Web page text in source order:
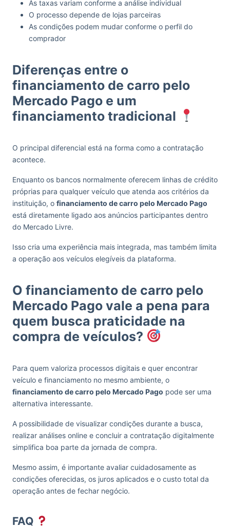
As taxas variam conforme a análise individual
O processo depende de lojas parceiras
As condições podem mudar conforme o perfil do
comprador
Diferenças entre o
financiamento de carro pelo
Mercado Pago e um
financiamento tradicional
O principal diferencial está na forma como a contratação
acontece.
Enquanto os bancos normalmente oferecem linhas de crédito
próprias para qualquer veículo que atenda aos critérios da
instituição, o financiamento de carro pelo Mercado Pago
está diretamente ligado aos anúncios participantes dentro
do Mercado Livre.
Isso cria uma experiência mais integrada, mas também limita
a operação aos veículos elegíveis da plataforma.
O financiamento de carro pelo
Mercado Pago vale a pena para
quem busca praticidade na
compra de veículos?
Para quem valoriza processos digitais e quer encontrar
veículo e financiamento no mesmo ambiente, o
financiamento de carro pelo Mercado Pago pode ser uma
alternativa interessante.
A possibilidade de visualizar condições durante a busca,
realizar análises online e concluir a contratação digitalmente
simplifica boa parte da jornada de compra.
Mesmo assim, é importante avaliar cuidadosamente as
condições oferecidas, os juros aplicados e o custo total da
operação antes de fechar negócio.
FAQ